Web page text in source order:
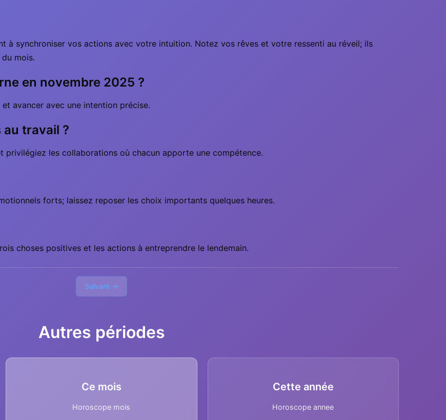
à synchroniser vos actions avec votre intuition. Notez vos rêves et votre ressenti au réveil; ils
mois.
en novembre 2025 ?
avancer avec une intention précise.
travail ?
les collaborations où chacun apporte une compétence.
forts; laissez reposer les choix importants quelques heures.
choses positives et les actions à entreprendre le lendemain.
Suivant →
Autres périodes
Ce mois
Horoscope mois
Cette année
Horoscope annee